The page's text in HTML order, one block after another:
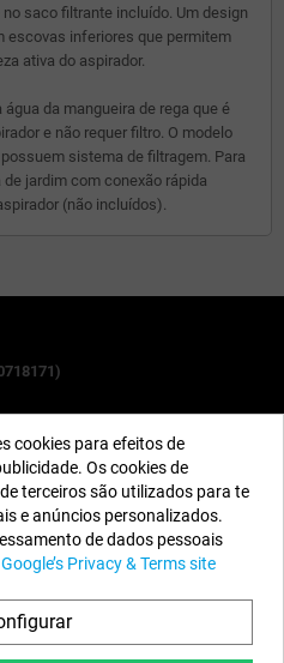
saco filtrante incluído. Um design
escovas inferiores que permitem
ativa do aspirador.
da mangueira de rega que é
e não requer filtro. O modelo
sistema de filtragem. Para
jardim com conexão rápida
(não incluídos).
8:30h a 13h e 15h a 17h
cookies para efeitos de
Os cookies de
terceiros são utilizados para te
e anúncios personalizados.
de dados pessoais
Google’s Privacy & Terms site